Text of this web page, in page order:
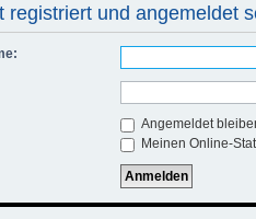
registriert und angemeldet
Angemeldet
Meinen Online-